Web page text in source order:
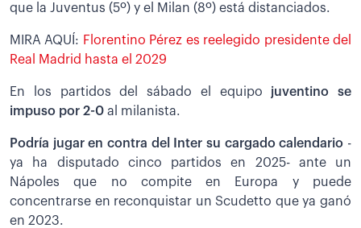
que la Juventus (5º) y el Milan (8º) está distanciados.
MIRA AQUÍ: Florentino Pérez es reelegido presidente del
Real Madrid hasta el 2029
En los partidos del sábado el equipo juventino se
impuso por 2-0 al milanista.
Podría jugar en contra del Inter su cargado calendario -
ya ha disputado cinco partidos en 2025- ante un
Nápoles que no compite en Europa y puede
concentrarse en reconquistar un Scudetto que ya ganó
en 2023.